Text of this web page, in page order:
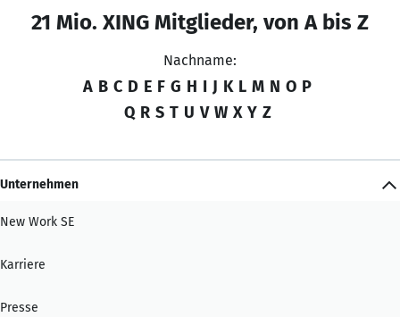
21 Mio. XING Mitglieder, von A bis Z
Nachname:
A B C D E F G H I J K L M N O P
Q R S T U V W X Y Z
Unternehmen
New Work SE
Karriere
Presse